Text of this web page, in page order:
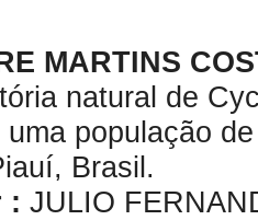
MARTINS
natural de
uma população
Brasil.
: JULIO